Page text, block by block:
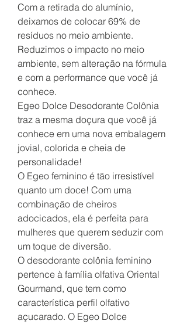
Com a retirada do alumínio,
deixamos de colocar 69% de
resíduos no meio ambiente.
Reduzimos o impacto no meio
ambiente, sem alteração na fórmula
e com a performance que você já
conhece.
Egeo Dolce Desodorante Colônia
traz a mesma doçura que você já
conhece em uma nova embalagem
jovial, colorida e cheia de
personalidade!
O Egeo feminino é tão irresistível
quanto um doce! Com uma
combinação de cheiros
adocicados, ela é perfeita para
mulheres que querem seduzir com
um toque de diversão.
O desodorante colônia feminino
pertence à família olfativa Oriental
Gourmand, que tem como
característica perfil olfativo
açucarado. O Egeo Dolce